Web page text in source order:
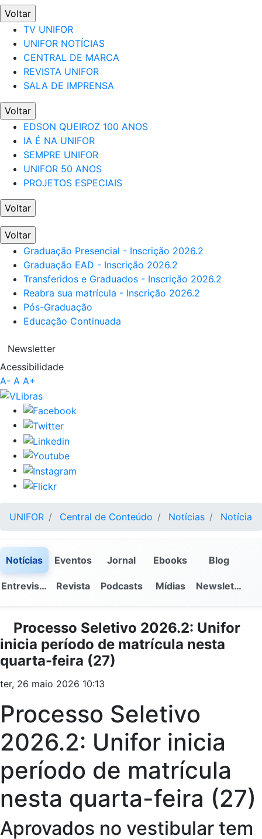
Voltar
TV UNIFOR
UNIFOR NOTÍCIAS
CENTRAL DE MARCA
REVISTA UNIFOR
SALA DE IMPRENSA
Voltar
EDSON QUEIROZ 100 ANOS
IA É NA UNIFOR
SEMPRE UNIFOR
UNIFOR 50 ANOS
PROJETOS ESPECIAIS
Voltar
Voltar
Graduação Presencial - Inscrição 2026.2
Graduação EAD - Inscrição 2026.2
Transferidos e Graduados - Inscrição 2026.2
Reabra sua matrícula - Inscrição 2026.2
Pós-Graduação
Educação Continuada
Newsletter
Acessibilidade
A- A A+
UNIFOR Central de Conteúdo Notícias Notícia
Notícias Eventos Jornal Ebooks Blog
Entrevistas Revista Podcasts Mídias Newsletter
Processo Seletivo 2026.2: Unifor
inicia período de matrícula nesta
quarta-feira (27)
ter, 26 maio 2026 10:13
Processo Seletivo
2026.2: Unifor inicia
período de matrícula
nesta quarta-feira (27)
Aprovados no vestibular tem